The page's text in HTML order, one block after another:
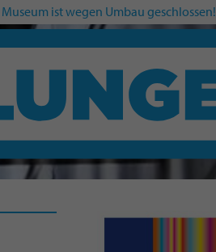
Museum ist wegen Umbau geschlossen!